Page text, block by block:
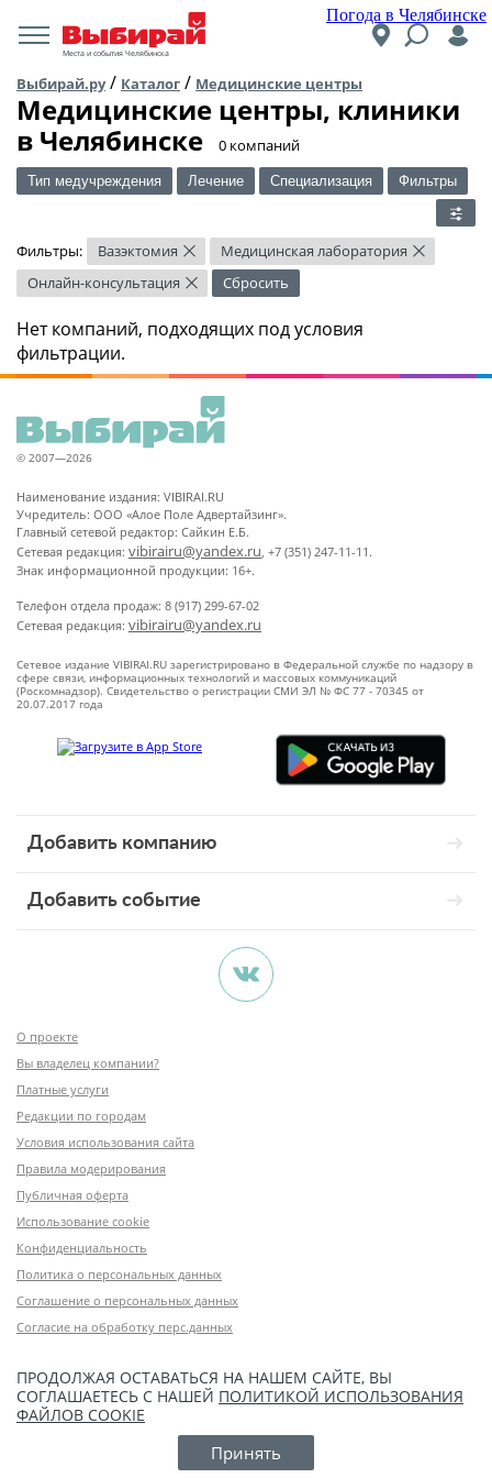
Погода в Челябинске
Места и события Челябинска
Выбирай.ру/ Каталог / Медицинские центры
Медицинские центры, клиники
в Челябинске
​0 компаний
Тип медучреждения Лечение Специализация Фильтры
Фильтры: Вазэктомия × Медицинская лаборатория ×
Онлайн-консультация × Сбросить
Нет компаний, подходящих под условия
фильтрации.
© 2007—2026
Наименование издания: VIBIRAI.RU
Учредитель: ООО «Алое Поле Адвертайзинг».
Главный сетевой редактор: Сайкин Е.Б.
Сетевая редакция: vibirairu@yandex.ru, +7 (351) 247-11-11.
Знак информационной продукции: 16+.
Телефон отдела продаж: 8 (917) 299-67-02
Сетевая редакция: vibirairu@yandex.ru
Сетевое издание VIBIRAI.RU зарегистрировано в Федеральной службе по надзору в
сфере связи, информационных технологий и массовых коммуникаций
(Роскомнадзор). Свидетельство о регистрации СМИ ЭЛ № ФС 77 - 70345 от
20.07.2017 года
Добавить компанию
Добавить событие
О проекте
Вы владелец компании?
Платные услуги
Редакции по городам
Условия использования сайта
Правила модерирования
Публичная оферта
Использование cookie
Конфиденциальность
Политика о персональных данных
Соглашение о персональных данных
Согласие на обработку перс.данных
ПРОДОЛЖАЯ ОСТАВАТЬСЯ НА НАШЕМ САЙТЕ, ВЫ
СОГЛАШАЕТЕСЬ С НАШЕЙ ПОЛИТИКОЙ ИСПОЛЬЗОВАНИЯ
ФАЙЛОВ COOKIE
Принять